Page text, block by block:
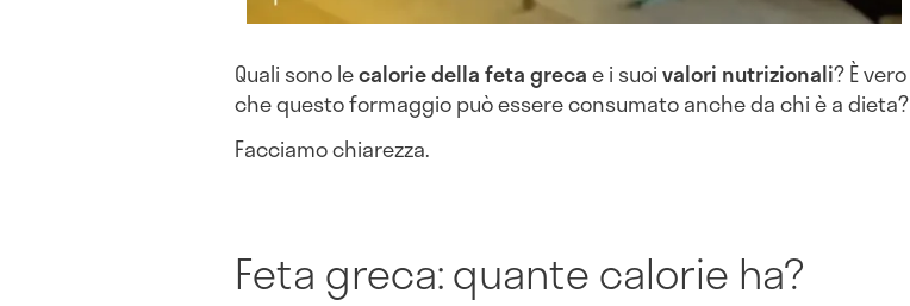
Quali sono lecalorie della feta grecae i suoivalori nutrizionali? È vero
che questo formaggio può essere consumato anche da chi è a dieta?
Facciamo chiarezza.
Feta greca: quante calorie ha?